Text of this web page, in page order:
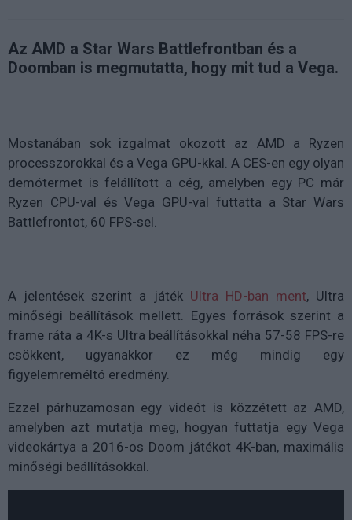
Az AMD a Star Wars Battlefrontban és a
Doomban is megmutatta, hogy mit tud a Vega.
Mostanában sok izgalmat okozott az AMD a Ryzen
processzorokkal és a Vega GPU-kkal. A CES-en egy olyan
demótermet is felállított a cég, amelyben egy PC már
Ryzen CPU-val és Vega GPU-val futtatta a Star Wars
Battlefrontot, 60 FPS-sel.
A jelentések szerint a játék Ultra HD-ban ment, Ultra
minőségi beállítások mellett. Egyes források szerint a
frame ráta a 4K-s Ultra beállításokkal néha 57-58 FPS-re
csökkent, ugyanakkor ez még mindig egy
figyelemreméltó eredmény.
Ezzel párhuzamosan egy videót is közzétett az AMD,
amelyben azt mutatja meg, hogyan futtatja egy Vega
videokártya a 2016-os Doom játékot 4K-ban, maximális
minőségi beállításokkal.